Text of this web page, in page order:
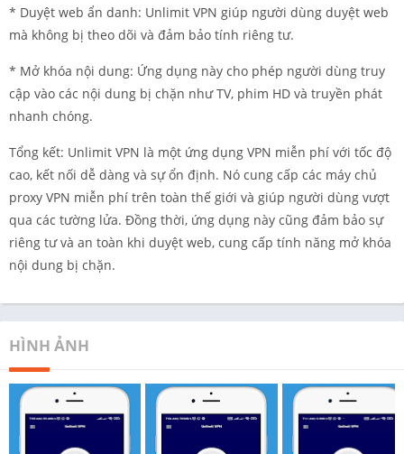
* Duyệt web ẩn danh: Unlimit VPN giúp người dùng duyệt web
mà không bị theo dõi và đảm bảo tính riêng tư.
* Mở khóa nội dung: Ứng dụng này cho phép người dùng truy
cập vào các nội dung bị chặn như TV, phim HD và truyền phát
nhanh chóng.
Tổng kết: Unlimit VPN là một ứng dụng VPN miễn phí với tốc độ
cao, kết nối dễ dàng và sự ổn định. Nó cung cấp các máy chủ
proxy VPN miễn phí trên toàn thế giới và giúp người dùng vượt
qua các tường lửa. Đồng thời, ứng dụng này cũng đảm bảo sự
riêng tư và an toàn khi duyệt web, cung cấp tính năng mở khóa
nội dung bị chặn.
HÌNH ẢNH